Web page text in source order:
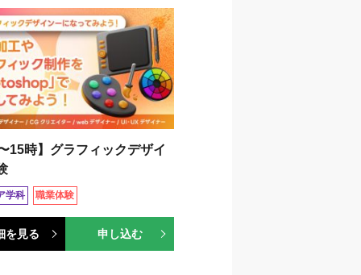
15時】グラフィックデザイ
学科 職業体験
を見る 申し込む